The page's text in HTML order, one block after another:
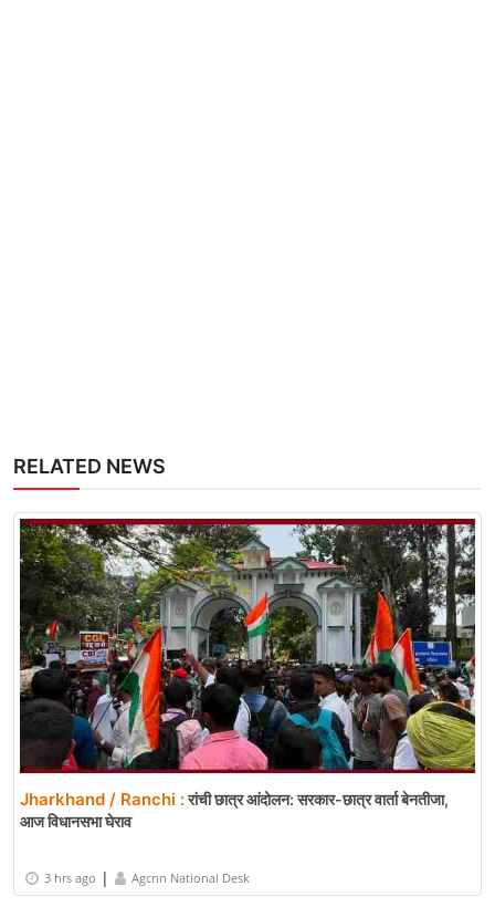
RELATED NEWS
Jharkhand / Ranchi :रांची छात्र आंदोलन: सरकार-छात्र वार्ता बेनतीजा,
आज विधानसभा घेराव
3 hrs ago | Agcnn National Desk